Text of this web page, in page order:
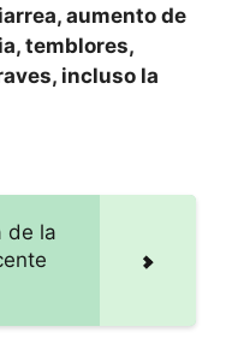
aumento de
temblores,
incluso la
de la